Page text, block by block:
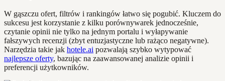
W gąszczu ofert, filtrów i rankingów łatwo się pogubić. Kluczem do
sukcesu jest korzystanie z kilku porównywarek jednocześnie,
czytanie opinii nie tylko na jednym portalu i wyłapywanie
fałszywych recenzji (zbyt entuzjastyczne lub rażąco negatywne).
Narzędzia takie jak hotele.ai pozwalają szybko wytypować
najlepsze oferty, bazując na zaawansowanej analizie opinii i
preferencji użytkowników.